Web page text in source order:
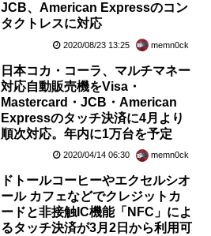
JCB、American Expressのコン
タクトレスに対応
2020/08/23 13:25 memn0ck
日本コカ・コーラ、マルチマネー
対応自動販売機をVisa・
Mastercard・JCB・American
Expressのタッチ決済に4月より
順次対応。年内に1万台を予定
2020/04/14 06:30 memn0ck
ドトールコーヒーやエクセルシオ
ール カフェなどでクレジットカ
ードと非接触IC機能「NFC」によ
るタッチ決済が3月2日から利用可